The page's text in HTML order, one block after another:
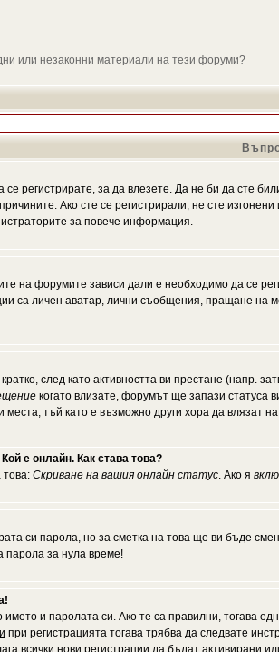
или незаконни материали на тези форуми?
регистрирате, за да влезете. Да не би да сте
Ако сте се регистрирали, не сте
за повече информация.
на форумите зависи дали е необходимо да се
са личен аватар, лични съобщения, пращане на
след като активността ви престане (напр.
когато влизате, форумът ще запази статуса
места, тъй като е възможно други хора да влязат
е онлайн. Как става това?
Скриване на вашия онлайн статус. Ако я
си парола, но за сметка на това ще ви бъде
парола за нула време!
и паролата си. Ако те са правилни, тогава
при регистрацията тогава трябва да следвате
всички нови регистрации да бъдат